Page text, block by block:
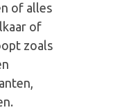
of alles
of
zoals